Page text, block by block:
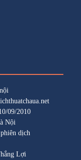
09/2010
Nội
dịch
Lợi